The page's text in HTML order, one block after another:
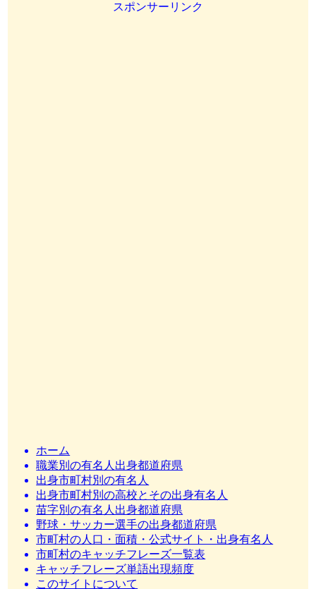
スポンサーリンク
ホーム
職業別の有名人出身都道府県
出身市町村別の有名人
出身市町村別の高校とその出身有名人
苗字別の有名人出身都道府県
野球・サッカー選手の出身都道府県
市町村の人口・面積・公式サイト・出身有名人
市町村のキャッチフレーズ一覧表
キャッチフレーズ単語出現頻度
このサイトについて